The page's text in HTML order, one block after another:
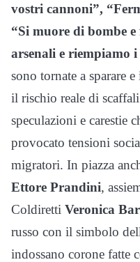
vostri cannoni”,
“Si muore di bombe
arsenali e riempiamo
sono tornate a sparare
il rischio reale di
speculazioni e carestie
provocato tensioni
migratori. In piazza
Ettore Prandini,
Coldiretti Veronica
russo con il simbolo
indossano corone